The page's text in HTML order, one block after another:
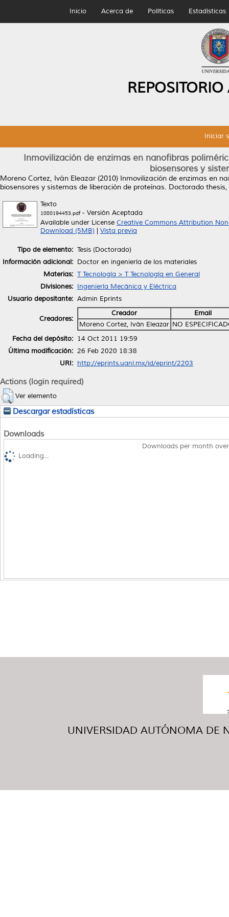
Inicio Acerca de Políticas Estadísticas
Iniciar
Inmovilización de enzimas en nanofibras
biosensores y
Moreno Cortez, Iván Eleazar (2010) Inmovilización de enzimas en
biosensores y sistemas de liberación de proteínas. Doctorado
Texto
1080194453.pdf- Versión Aceptada
Available under License Creative Commons Attribution
Download (5MB)
Vista previa
Tipo de elemento: Tesis (Doctorado)
Información adicional: Doctor en ingeniería de los materiales
Materias: T Tecnología > T Tecnología en General
Divisiones: Ingeniería Mecánica y Eléctrica
Usuario depositante: Admin Eprints
Creadores:
Creador
Email
Moreno Cortez, Iván Eleazar NO
Fecha del depósito: 14 Oct 2011 19:59
Última modificación: 26 Feb 2020 18:38
URI: http://eprints.uanl.mx/id/eprint/2203
Actions (login required)
Ver elemento
Descargar estadísticas
Downloads
Downloads per month
Loading...
UNIVERSIDAD AUTÓNOMA DE